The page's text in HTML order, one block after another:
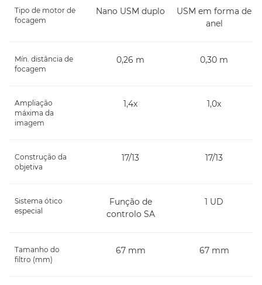
Tipo de motor de
focagem
Nano USM duplo
USM em forma de
anel
Mín. distância de
focagem
0,26 m 0,30 m
Ampliação
máxima da
imagem
1,4x 1,0x
Construção da
objetiva
17/13 17/13
Sistema ótico
especial
Função de
controlo SA
1 UD
Tamanho do
filtro (mm)
67 mm 67 mm